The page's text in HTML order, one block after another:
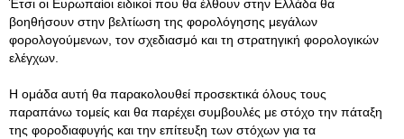
Έτσι οι Ευρωπαίοι ειδικοί που θα έλθουν στην Ελλάδα θα
βοηθήσουν στην βελτίωση της φορολόγησης μεγάλων
φορολογούμενων, τον σχεδιασμό και τη στρατηγική φορολογικών
ελέγχων.
Η ομάδα αυτή θα παρακολουθεί προσεκτικά όλους τους
παραπάνω τομείς και θα παρέχει συμβουλές με στόχο την πάταξη
της φοροδιαφυγής και την επίτευξη των στόχων για τα